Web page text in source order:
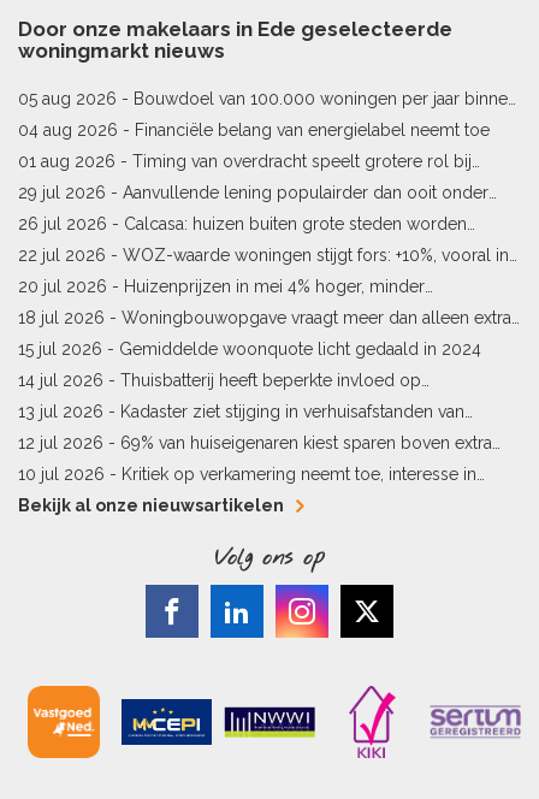
Door onze makelaars in Ede geselecteerde
woningmarkt nieuws
05 aug 2026 - Bouwdoel van 100.000 woningen per jaar binnen
bereik
04 aug 2026 - Financiële belang van energielabel neemt toe
01 aug 2026 - Timing van overdracht speelt grotere rol bij
woningprijs
29 jul 2026 - Aanvullende lening populairder dan ooit onder
starters
26 jul 2026 - Calcasa: huizen buiten grote steden worden
sneller meer waard
22 jul 2026 - WOZ-waarde woningen stijgt fors: +10%, vooral in
Limburg en Pekela
20 jul 2026 - Huizenprijzen in mei 4% hoger, minder
woningverkopen
18 jul 2026 - Woningbouwopgave vraagt meer dan alleen extra
vergunningen
15 jul 2026 - Gemiddelde woonquote licht gedaald in 2024
14 jul 2026 - Thuisbatterij heeft beperkte invloed op
energielabel
13 jul 2026 - Kadaster ziet stijging in verhuisafstanden van
kopers
12 jul 2026 - 69% van huiseigenaren kiest sparen boven extra
hypotheekaflossing
10 jul 2026 - Kritiek op verkamering neemt toe, interesse in
alternatieven stijgt
Bekijk al onze nieuwsartikelen
Volg ons op